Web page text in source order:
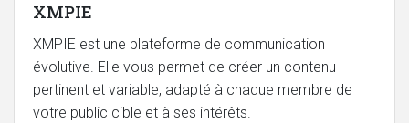
XMPIE
XMPIE est une plateforme de communication
évolutive. Elle vous permet de créer un contenu
pertinent et variable, adapté à chaque membre de
votre public cible et à ses intérêts.